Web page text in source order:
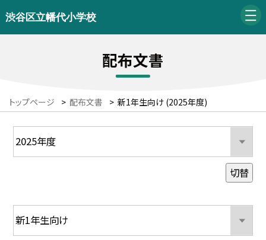
渋谷区立幡代小学校
配布文書
トップページ > 配布文書 > 新1年生向け (2025年度)
切替